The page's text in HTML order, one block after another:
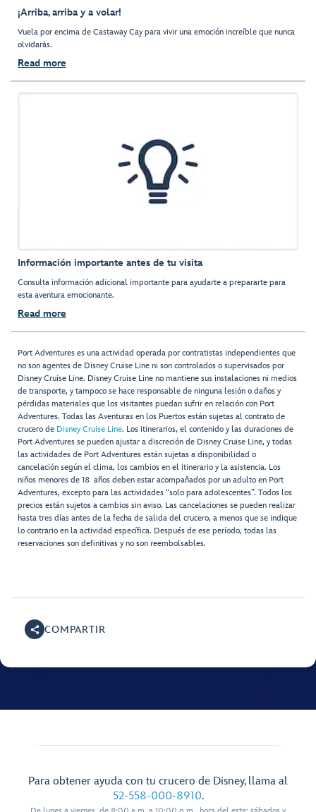
¡Arriba, arriba y a volar!
Vuela por encima de Castaway Cay para vivir una emoción increíble que nunca
olvidarás.
Read more
Información importante antes de tu visita
Consulta información adicional importante para ayudarte a prepararte para
esta aventura emocionante.
Read more
Port Adventures es una actividad operada por contratistas independientes que
no son agentes de Disney Cruise Line ni son controlados o supervisados por
Disney Cruise Line. Disney Cruise Line no mantiene sus instalaciones ni medios
de transporte, y tampoco se hace responsable de ninguna lesión o daños y
pérdidas materiales que los visitantes puedan sufrir en relación con Port
Adventures. Todas las Aventuras en los Puertos están sujetas al contrato de
crucero de Disney Cruise Line. Los itinerarios, el contenido y las duraciones de
Port Adventures se pueden ajustar a discreción de Disney Cruise Line, y todas
las actividades de Port Adventures están sujetas a disponibilidad o
cancelación según el clima, los cambios en el itinerario y la asistencia. Los
niños menores de 18 años deben estar acompañados por un adulto en Port
Adventures, excepto para las actividades “solo para adolescentes”. Todos los
precios están sujetos a cambios sin aviso. Las cancelaciones se pueden realizar
hasta tres días antes de la fecha de salida del crucero, a menos que se indique
lo contrario en la actividad específica. Después de ese período, todas las
reservaciones son definitivas y no son reembolsables.
COMPARTIR
Para obtener ayuda con tu crucero de Disney, llama al
52-558-000-8910.